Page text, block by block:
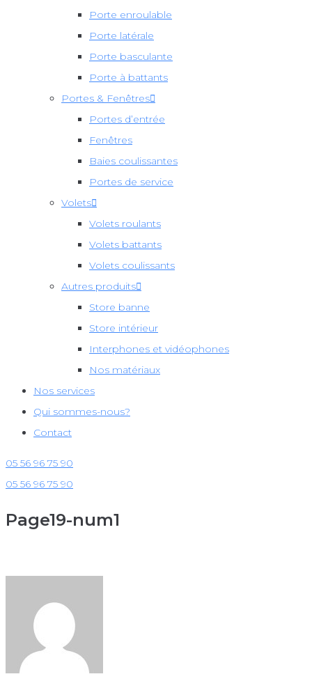
Porte enroulable
Porte latérale
Porte basculante
Porte à battants
Portes & Fenêtres
Portes d’entrée
Fenêtres
Baies coulissantes
Portes de service
Volets
Volets roulants
Volets battants
Volets coulissants
Autres produits
Store banne
Store intérieur
Interphones et vidéophones
Nos matériaux
Nos services
Qui sommes-nous?
Contact
05 56 96 75 90
05 56 96 75 90
Page19-num1